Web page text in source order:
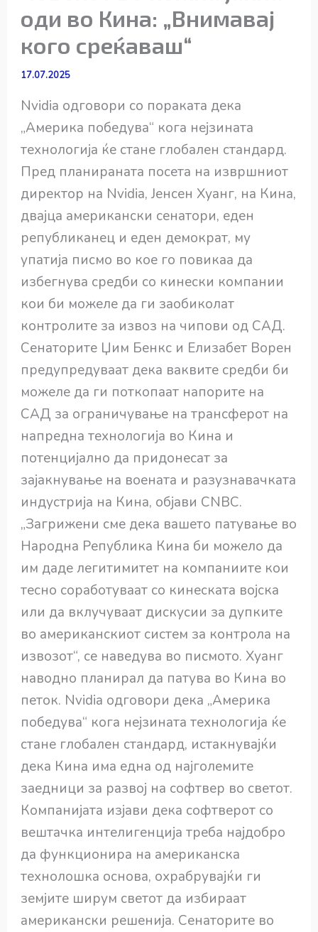
оди во Кина: „Внимавај
кого среќаваш“
17.07.2025
Nvidia одговори со пораката дека
„Америка победува“ кога нејзината
технологија ќе стане глобален стандард.
Пред планираната посета на извршниот
директор на Nvidia, Јенсен Хуанг, на Кина,
двајца американски сенатори, еден
републиканец и еден демократ, му
упатија писмо во кое го повикаа да
избегнува средби со кинески компании
кои би можеле да ги заобиколат
контролите за извоз на чипови од САД.
Сенаторите Џим Бенкс и Елизабет Ворен
предупредуваат дека ваквите средби би
можеле да ги поткопаат напорите на
САД за ограничување на трансферот на
напредна технологија во Кина и
потенцијално да придонесат за
зајакнување на воената и разузнавачката
индустрија на Кина, објави CNBC.
„Загрижени сме дека вашето патување во
Народна Република Кина би можело да
им даде легитимитет на компаниите кои
тесно соработуваат со кинеската војска
или да вклучуваат дискусии за дупките
во американскиот систем за контрола на
извозот“, се наведува во писмото. Хуанг
наводно планирал да патува во Кина во
петок. Nvidia одговори дека „Америка
победува“ кога нејзината технологија ќе
стане глобален стандард, истакнувајќи
дека Кина има една од најголемите
заедници за развој на софтвер во светот.
Компанијата изјави дека софтверот со
вештачка интелигенција треба најдобро
да функционира на американска
технолошка основа, охрабрувајќи ги
земјите ширум светот да избираат
американски решенија. Сенаторите во